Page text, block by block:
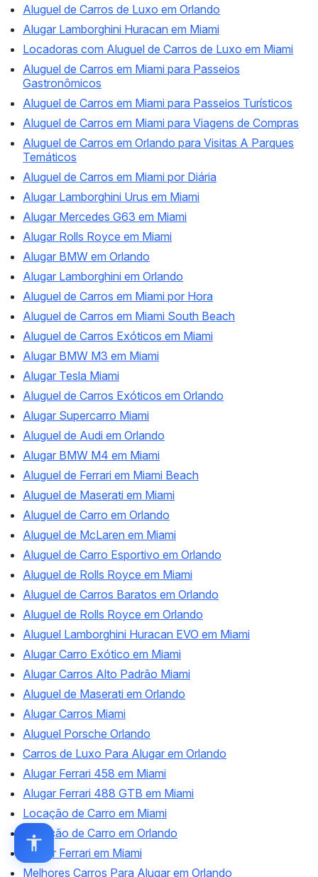
Aluguel de Carros de Luxo em Orlando
Alugar Lamborghini Huracan em Miami
Locadoras com Aluguel de Carros de Luxo em Miami
Aluguel de Carros em Miami para Passeios
Gastronômicos
Aluguel de Carros em Miami para Passeios Turísticos
Aluguel de Carros em Miami para Viagens de Compras
Aluguel de Carros em Orlando para Visitas A Parques
Temáticos
Aluguel de Carros em Miami por Diária
Alugar Lamborghini Urus em Miami
Alugar Mercedes G63 em Miami
Alugar Rolls Royce em Miami
Alugar BMW em Orlando
Alugar Lamborghini em Orlando
Aluguel de Carros em Miami por Hora
Aluguel de Carros em Miami South Beach
Aluguel de Carros Exóticos em Miami
Alugar BMW M3 em Miami
Alugar Tesla Miami
Aluguel de Carros Exóticos em Orlando
Alugar Supercarro Miami
Aluguel de Audi em Orlando
Alugar BMW M4 em Miami
Aluguel de Ferrari em Miami Beach
Aluguel de Maserati em Miami
Aluguel de Carro em Orlando
Aluguel de McLaren em Miami
Aluguel de Carro Esportivo em Orlando
Aluguel de Rolls Royce em Miami
Aluguel de Carros Baratos em Orlando
Aluguel de Rolls Royce em Orlando
Aluguel Lamborghini Huracan EVO em Miami
Alugar Carro Exótico em Miami
Alugar Carros Alto Padrão Miami
Aluguel de Maserati em Orlando
Alugar Carros Miami
Aluguel Porsche Orlando
Carros de Luxo Para Alugar em Orlando
Alugar Ferrari 458 em Miami
Alugar Ferrari 488 GTB em Miami
Locação de Carro em Miami
Locação de Carro em Orlando
Alugar Ferrari em Miami
Melhores Carros Para Alugar em Orlando